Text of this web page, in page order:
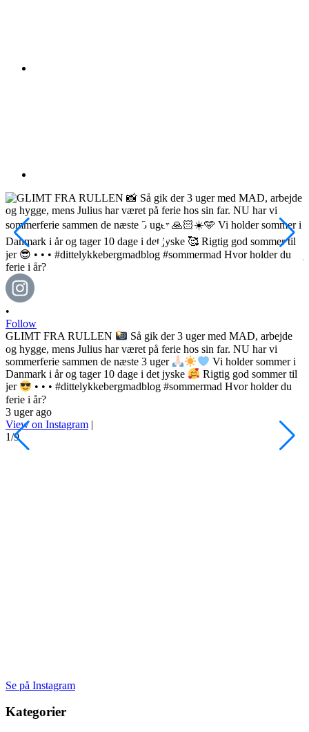
•
Follow
GLIMT FRA RULLEN
Så gik der 3 uger med MAD, arbejde
og hygge, mens Julius har været på ferie hos sin far. NU har vi
sommerferie sammen de næste 3 uger
Vi holder sommer i
Danmark i år og tager 10 dage i det jyske
Rigtig god sommer til
jer
• • • #dittelykkebergmadblog #sommermad Hvor holder du
ferie i år?
3 uger ago
View on Instagram |
1/9
Se på Instagram
Kategorier